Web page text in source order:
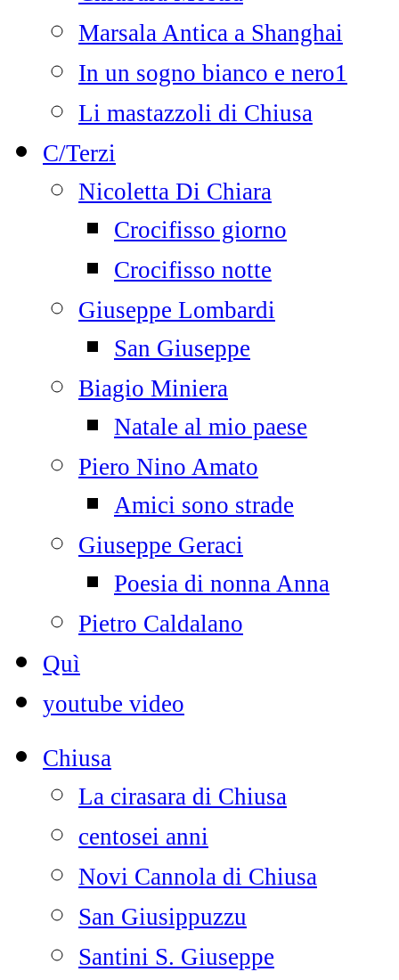
Marsala Antica a Shanghai
In un sogno bianco e nero1
Li mastazzoli di Chiusa
C/Terzi
Nicoletta Di Chiara
Crocifisso giorno
Crocifisso notte
Giuseppe Lombardi
San Giuseppe
Biagio Miniera
Natale al mio paese
Piero Nino Amato
Amici sono strade
Giuseppe Geraci
Poesia di nonna Anna
Pietro Caldalano
Quì
youtube video
Chiusa
La cirasara di Chiusa
centosei anni
Novi Cannola di Chiusa
San Giusippuzzu
Santini S. Giuseppe